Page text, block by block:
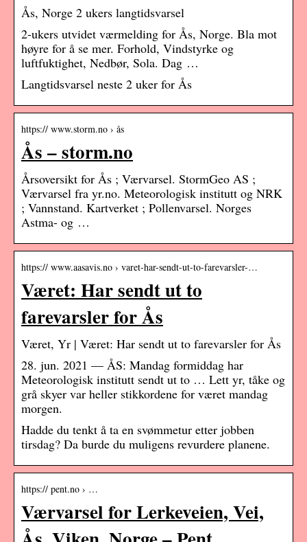
Ås, Norge 2 ukers langtidsvarsel
2-ukers utvidet værmelding for Ås, Norge. Bla mot
høyre for å se mer. Forhold, Vindstyrke og
luftfuktighet, Nedbør, Sola. Dag …
Langtidsvarsel neste 2 uker for Ås
https:// www.storm.no › ås
Ås – storm.no
Årsoversikt for Ås ; Værvarsel. StormGeo AS ;
Værvarsel fra yr.no. Meteorologisk institutt og NRK
; Vannstand. Kartverket ; Pollenvarsel. Norges
Astma- og …
https:// www.aasavis.no › varet-har-sendt-ut-to-farevarsler-…
Været: Har sendt ut to
farevarsler for Ås
Været, Yr | Været: Har sendt ut to farevarsler for Ås
28. jun. 2021 — ÅS: Mandag formiddag har
Meteorologisk institutt sendt ut to … Lett yr, tåke og
grå skyer var heller stikkordene for været mandag
morgen.
Hadde du tenkt å ta en svømmetur etter jobben
tirsdag? Da burde du muligens revurdere planene.
https:// pent.no › …
Værvarsel for Lerkeveien, Vei,